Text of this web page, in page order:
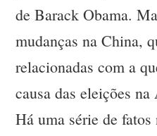
de Barack Obama.
mudanças na China,
relacionadas com a
causa das eleições
Há uma série de